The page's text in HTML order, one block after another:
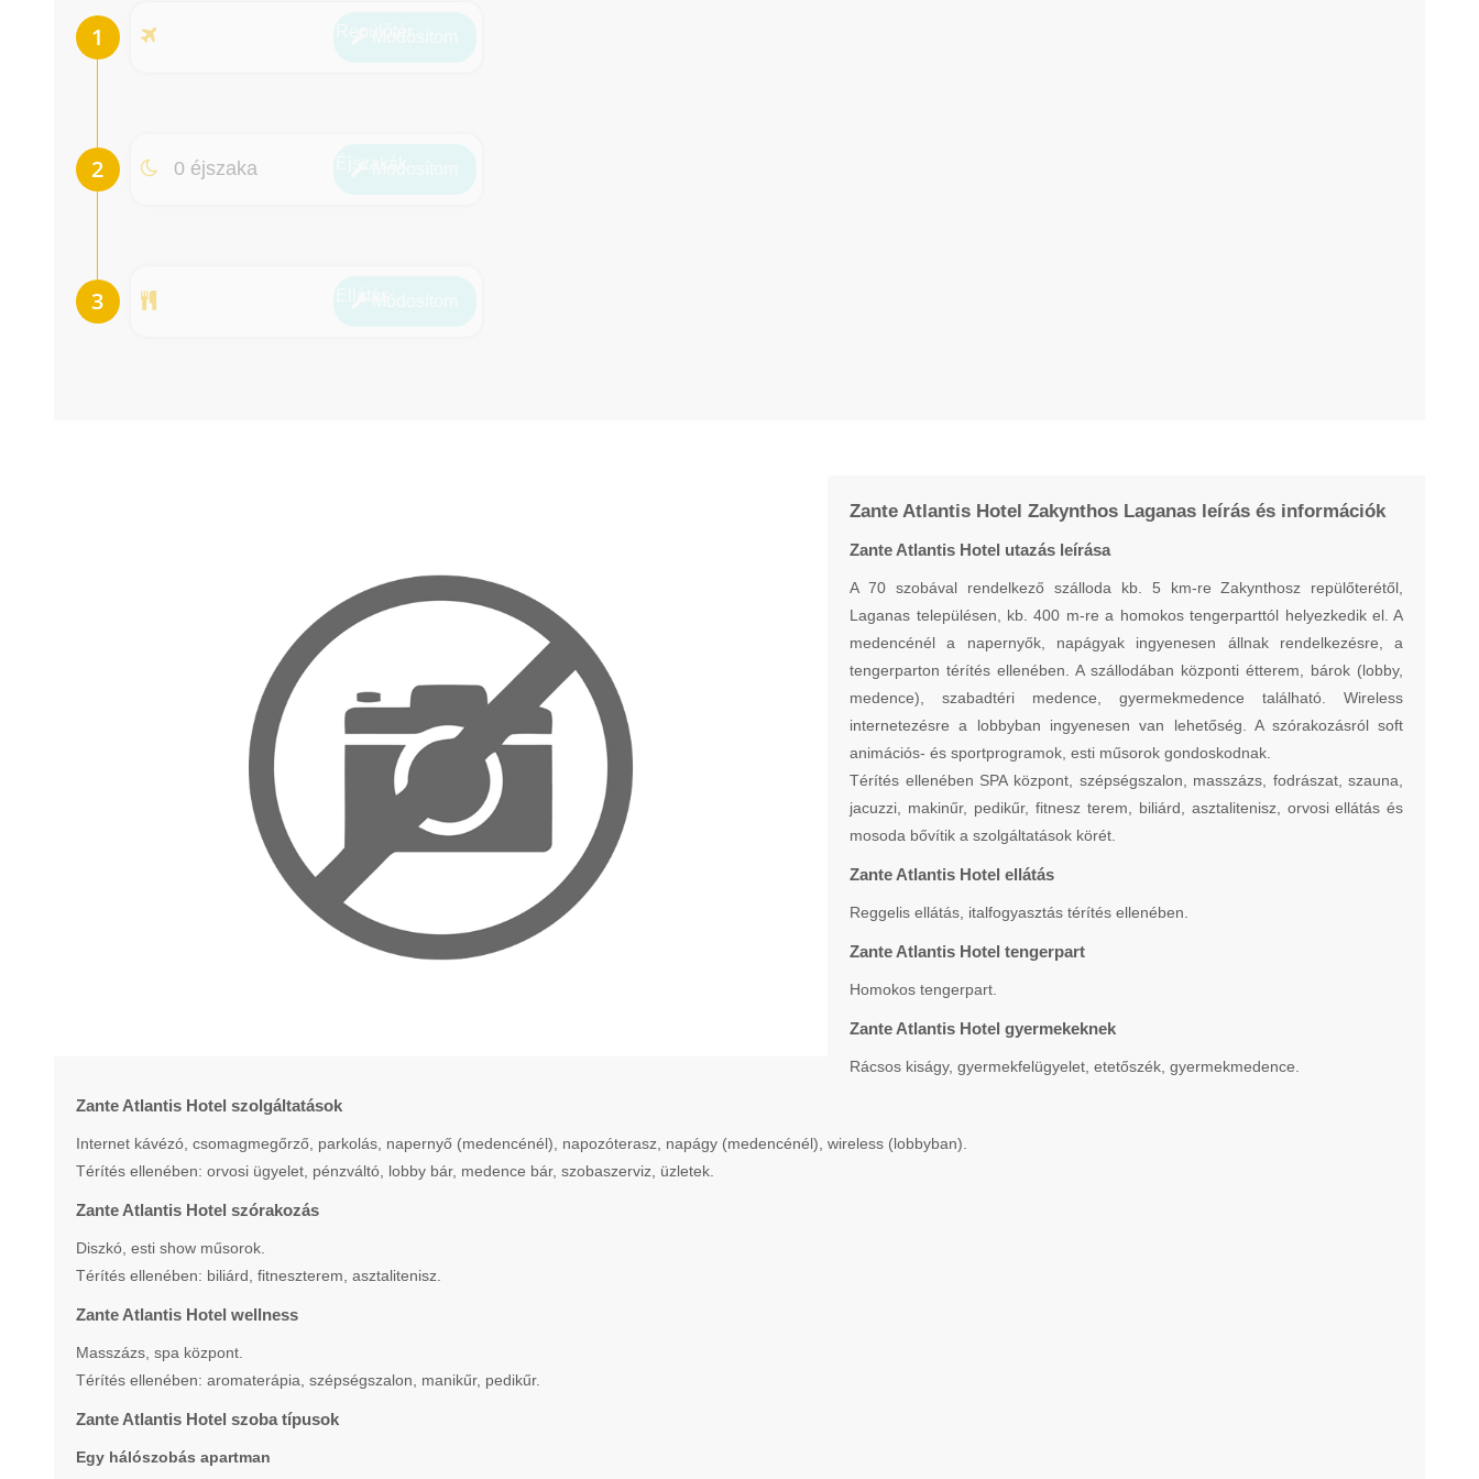
0 éjszaka
Zante Atlantis Hotel Zakynthos Laganas leírás és információk
Zante Atlantis Hotel utazás leírása
A 70 szobával rendelkező szálloda kb. 5 km-re Zakynthosz repülőterétől,
Laganas településen, kb. 400 m-re a homokos tengerparttól helyezkedik el. A
medencénél a napernyők, napágyak ingyenesen állnak rendelkezésre, a
tengerparton térítés ellenében. A szállodában központi étterem, bárok (lobby,
medence), szabadtéri medence, gyermekmedence található. Wireless
internetezésre a lobbyban ingyenesen van lehetőség. A szórakozásról soft
animációs- és sportprogramok, esti műsorok gondoskodnak.
Térítés ellenében SPA központ, szépségszalon, masszázs, fodrászat, szauna,
jacuzzi, makinűr, pedikűr, fitnesz terem, biliárd, asztalitenisz, orvosi ellátás és
mosoda bővítik a szolgáltatások körét.
Zante Atlantis Hotel ellátás
Reggelis ellátás, italfogyasztás térítés ellenében.
Zante Atlantis Hotel tengerpart
Homokos tengerpart.
Zante Atlantis Hotel gyermekeknek
Rácsos kiságy, gyermekfelügyelet, etetőszék, gyermekmedence.
Zante Atlantis Hotel szolgáltatások
Internet kávézó, csomagmegőrző, parkolás, napernyő (medencénél), napozóterasz, napágy (medencénél), wireless (lobbyban).
Térítés ellenében: orvosi ügyelet, pénzváltó, lobby bár, medence bár, szobaszerviz, üzletek.
Zante Atlantis Hotel szórakozás
Diszkó, esti show műsorok.
Térítés ellenében: biliárd, fitneszterem, asztalitenisz.
Zante Atlantis Hotel wellness
Masszázs, spa központ.
Térítés ellenében: aromaterápia, szépségszalon, manikűr, pedikűr.
Zante Atlantis Hotel szoba típusok
Egy hálószobás apartman